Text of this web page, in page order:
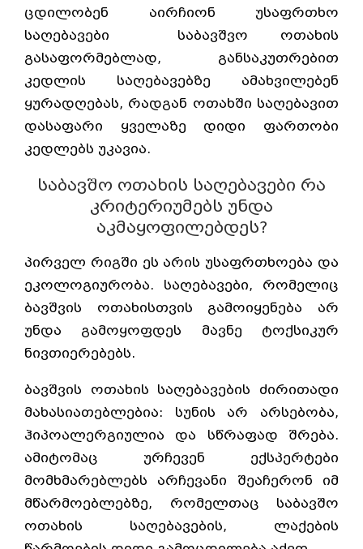
ცდილობენ აირჩიონ უსაფრთხო
საღებავები საბავშვო ოთახის
გასაფორმებლად, განსაკუთრებით
კედლის საღებავებზე ამახვილებენ
ყურადღებას, რადგან ოთახში საღებავით
დასაფარი ყველაზე დიდი ფართობი
კედლებს უკავია.
საბავშო ოთახის საღებავები რა
კრიტერიუმებს უნდა
აკმაყოფილებდეს?
პირველ რიგში ეს არის უსაფრთხოება და
ეკოლოგიურობა. საღებავები, რომელიც
ბავშვის ოთახისთვის გამოიყენება არ
უნდა გამოყოფდეს მავნე ტოქსიკურ
ნივთიერებებს.
ბავშვის ოთახის საღებავების ძირითადი
მახასიათებლებია: სუნის არ არსებობა,
ჰიპოალერგიულია და სწრაფად შრება.
ამიტომაც ურჩევენ ექსპერტები
მომხმარებლებს არჩევანი შეაჩერონ იმ
მწარმოებლებზე, რომელთაც საბავშო
ოთახის საღებავების, ლაქების